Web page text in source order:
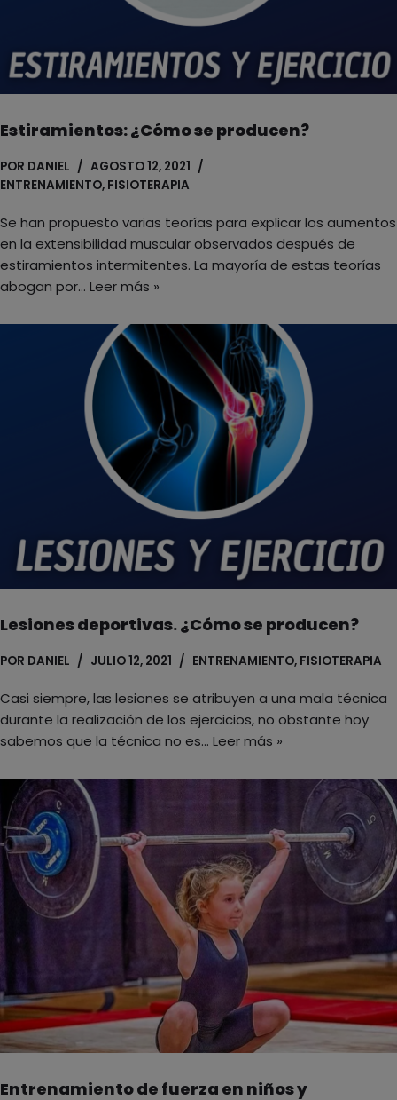
Estiramientos: ¿Cómo se producen?
POR DANIEL
AGOSTO 12, 2021
ENTRENAMIENTO, FISIOTERAPIA
Se han propuesto varias teorías para explicar los aumentos
en la extensibilidad muscular observados después de
estiramientos intermitentes. La mayoría de estas teorías
abogan por… Leer más »
Lesiones deportivas. ¿Cómo se producen?
POR DANIEL JULIO 12, 2021 ENTRENAMIENTO, FISIOTERAPIA
Casi siempre, las lesiones se atribuyen a una mala técnica
durante la realización de los ejercicios, no obstante hoy
sabemos que la técnica no es… Leer más »
Entrenamiento de fuerza en niños y